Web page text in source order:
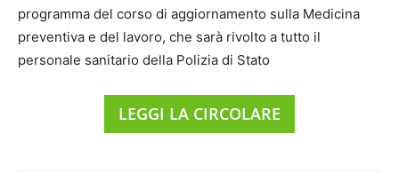
programma del corso di aggiornamento sulla Medicina
preventiva e del lavoro, che sarà rivolto a tutto il
personale sanitario della Polizia di Stato
LEGGI LA CIRCOLARE